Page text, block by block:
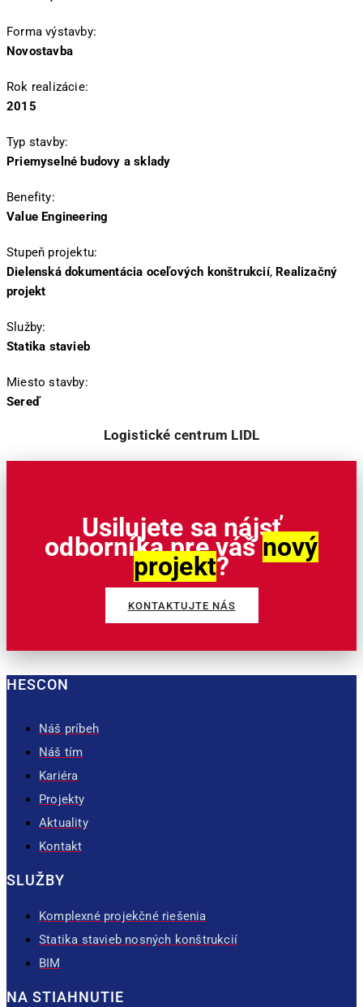
Forma výstavby:
Novostavba
Rok realizácie:
2015
Typ stavby:
Priemyselné budovy a sklady
Benefity:
Value Engineering
Stupeň projektu:
Dielenská dokumentácia oceľových konštrukcií, Realizačný
projekt
Služby:
Statika stavieb
Miesto stavby:
Sereď
Logistické centrum LIDL
Usilujete sa nájsť
odborníka pre vášnový
projekt?
KONTAKTUJTE NÁS
HESCON
Náš príbeh
Náš tím
Kariéra
Projekty
Aktuality
Kontakt
SLUŽBY
Komplexné projekčné riešenia
Statika stavieb nosných konštrukcií
BIM
NA STIAHNUTIE